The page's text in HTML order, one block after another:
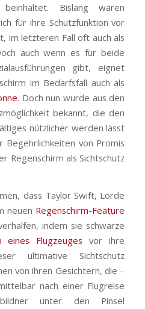
Bislang waren
für ihre Schutzfunktion vor
im letzteren Fall oft auch als
auch wenn es für beide
gibt, eignet
im Bedarfsfall auch als
. Doch nun wurde aus den
bekannt, die den
nützlicher werden lässt
Begehrlichkeiten von Promis
Regenschirm als Sichtschutz
dass Taylor Swift, Lorde
neuen Regenschirm-Feature
indem sie schwarze
eines Flugzeuges vor ihre
ultimative Sichtschutz
von ihren Gesichtern, die –
nach einer Flugreise
unter den Pinsel